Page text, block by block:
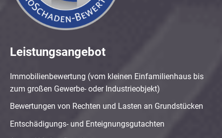
Leistungsangebot
Immobilienbewertung (vom kleinen Einfamilienhaus bis
zum großen Gewerbe- oder Industrieobjekt)
Bewertungen von Rechten und Lasten an Grundstücken
Entschädigungs- und Enteignungsgutachten